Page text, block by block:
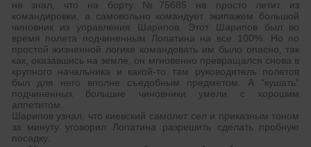
не знал, что на борту №75685 не просто летит из
командировки, а самовольно командует экипажем большой
чиновник из управления Шарипов. Этот Шарипов был во
время полета подчиненным Лопатина на все 100%. Но по
простой жизненной логике командовать им было опасно, так
как, оказавшись на земле, он мгновенно превращался снова в
крупного начальника и какой-то там руководитель полетов
был для него вполне съедобным предметом. А “кушать”
подчиненных большие чиновники умели с хорошим
аппетитом.
Шарипов узнал, что киевский самолет сел и приказным тоном
за минуту уговорил Лопатина разрешить сделать пробную
посадку.